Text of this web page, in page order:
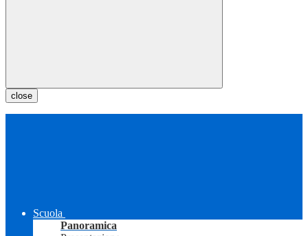
close
Scuola
Panoramica